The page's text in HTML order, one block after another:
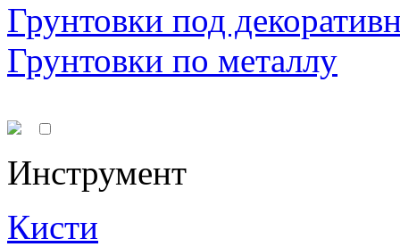
Грунтовки под
Грунтовки по металлу
Инструмент
Кисти